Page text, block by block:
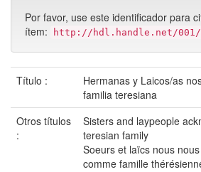
Por favor, use este identificador para
ítem:
http://hdl.handle.net/001/
Título :
Hermanas y Laicos/as
familia teresiana
Otros títulos
:
Sisters and laypeople
teresian family
Soeurs et laïcs nous
comme famille